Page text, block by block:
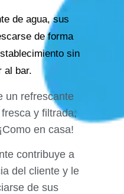
de agua, sus
de forma
sin
al bar.
un refrescante
y filtrada,
en casa!
contribuye a
del cliente y le
de sus